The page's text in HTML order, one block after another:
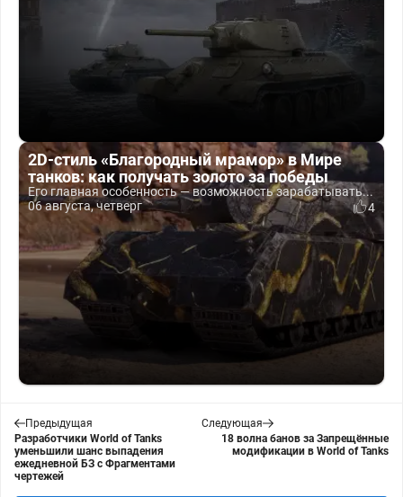
2D-стиль «Благородный мрамор» в Мире
танков: как получать золото за победы
Его главная особенность — возможность зарабатывать...
06 августа, четверг
4
Предыдущая
Разработчики World of Tanks
уменьшили шанс выпадения
ежедневной БЗ с Фрагментами
чертежей
Следующая
18 волна банов за Запрещённые
модификации в World of Tanks